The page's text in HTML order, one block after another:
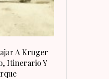
A Kruger
Itinerario Y